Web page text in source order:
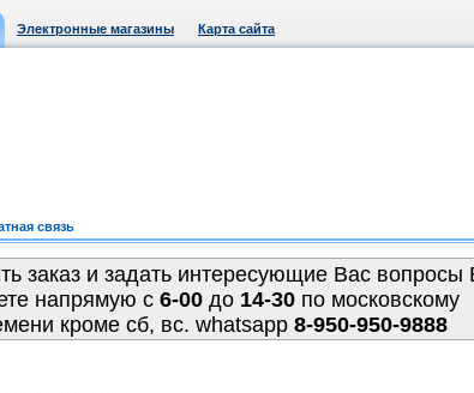
Электронные магазины Карта сайта
связь
заказ и задать интересующие Вас вопросы
напрямую c 6-00до 14-30по московскому
кроме сб, вс. whatsapp 8-950-950-9888